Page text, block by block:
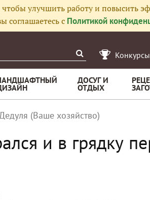
улучшить работу и повысить
соглашаетесь с Политикой
Конкурсы
ДОСУГ И
ОТДЫХ
(Ваше хозяйство)
и в грядку